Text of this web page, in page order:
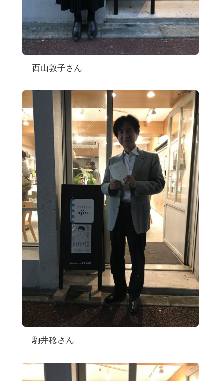
西山敦子さん
駒井稔さん